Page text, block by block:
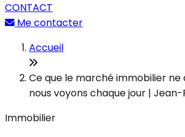
CONTACT
Me contacter
Accueil
Ce que le marché immobilier ne
nous voyons chaque jour |
Immobilier